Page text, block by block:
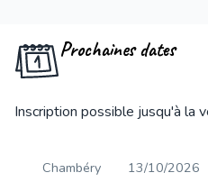
Prochaines dates
Inscription possible jusqu'à la
Chambéry 13/10/2026